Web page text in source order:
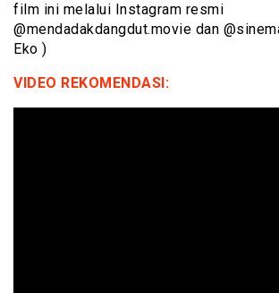
film ini melalui Instagram resmi
@mendadakdangdut.movie dan
Eko )
VIDEO REKOMENDASI: